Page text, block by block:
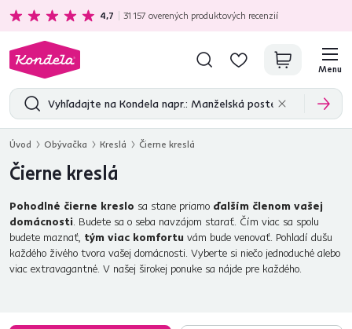
Ekologická doprava zadarmo nad 199 €
4,7 31 157 overených produktových recenzií
Menu
Úvod Obývačka Kreslá Čierne kreslá
Čierne kreslá
Pohodlné čierne kreslo sa stane priamo ďalším členom vašej
domácnosti. Budete sa o seba navzájom starať. Čím viac sa spolu
budete maznať, tým viac komfortu vám bude venovať. Pohladí dušu
každého živého tvora vašej domácnosti. Vyberte si niečo jednoduché alebo
viac extravagantné. V našej širokej ponuke sa nájde pre každého.